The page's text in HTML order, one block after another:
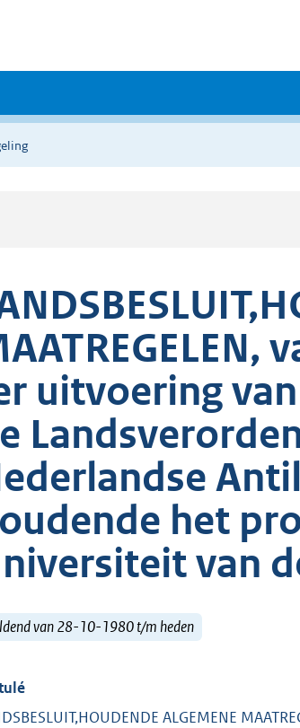
uitvoering
het
van
van 28-10-1980 t/m heden
ALGEMENE